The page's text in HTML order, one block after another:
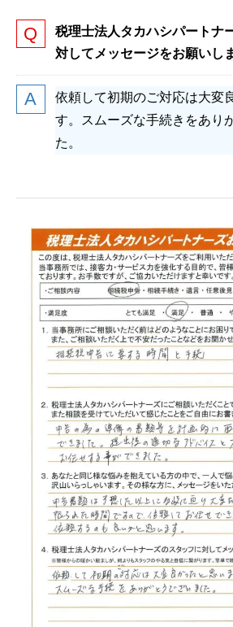
税理士法人タカハシパートナ
対してメッセージをお願いし
依頼して初期のご対応は大変
す。スムーズな手続きをあり
た。